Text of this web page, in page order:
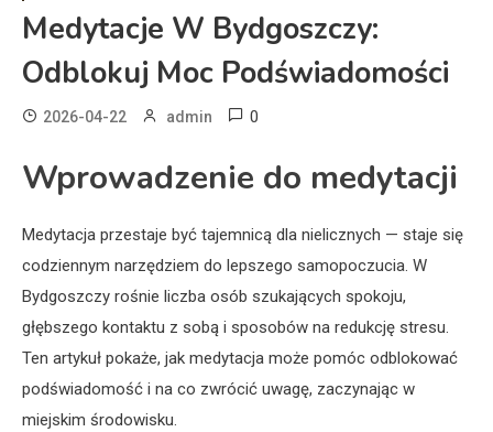
Medytacje W Bydgoszczy:
Odblokuj Moc Podświadomości
2026-04-22 admin 0
Wprowadzenie do medytacji
Medytacja przestaje być tajemnicą dla nielicznych — staje się
codziennym narzędziem do lepszego samopoczucia. W
Bydgoszczy rośnie liczba osób szukających spokoju,
głębszego kontaktu z sobą i sposobów na redukcję stresu.
Ten artykuł pokaże, jak medytacja może pomóc odblokować
podświadomość i na co zwrócić uwagę, zaczynając w
miejskim środowisku.